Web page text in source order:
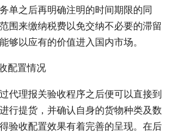
单之后再明确注明的时间期限的同
围来缴纳税费以免交纳不必要的滞留
够以应有的价值进入国内市场。
配置情况
代理报关验收程序之后便可以直接到
行提货，并确认自身的货物种类及数
验收配置效果有着完善的呈现。在后